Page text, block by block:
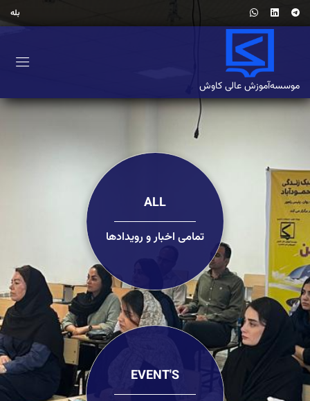
بله
موسسه‌آموزش‌ عالی کاوش
ALL
تمامی اخبار و رویدادها
EVENT'S